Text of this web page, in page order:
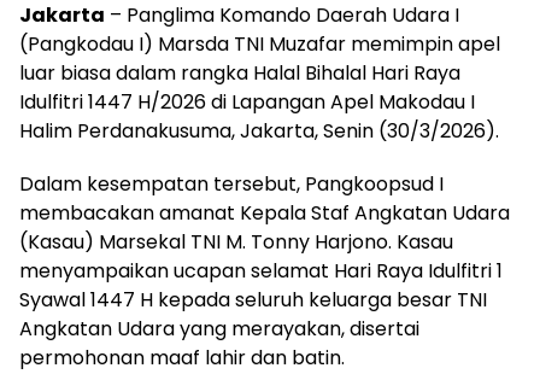
Jakarta – Panglima Komando Daerah Udara I
(Pangkodau I) Marsda TNI Muzafar memimpin apel
luar biasa dalam rangka Halal Bihalal Hari Raya
Idulfitri 1447 H/2026 di Lapangan Apel Makodau I
Halim Perdanakusuma, Jakarta, Senin (30/3/2026).
Dalam kesempatan tersebut, Pangkoopsud I
membacakan amanat Kepala Staf Angkatan Udara
(Kasau) Marsekal TNI M. Tonny Harjono. Kasau
menyampaikan ucapan selamat Hari Raya Idulfitri 1
Syawal 1447 H kepada seluruh keluarga besar TNI
Angkatan Udara yang merayakan, disertai
permohonan maaf lahir dan batin.